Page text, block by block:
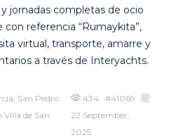
y jornadas completas de ocio
con referencia “Rumaykita”,
virtual, transporte, amarre y
a través de Interyachts.
San Pedro
de San
434 #41069
22 September,
2025